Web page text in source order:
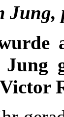
Jung,